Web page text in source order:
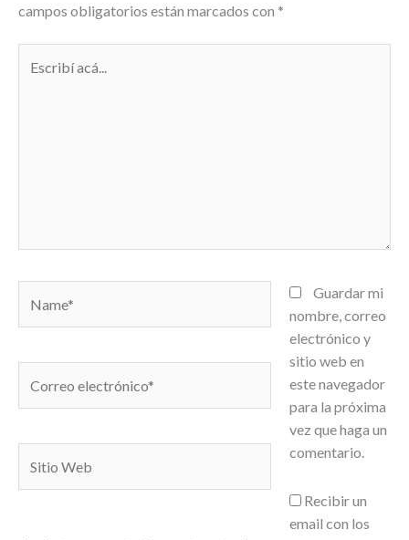
campos obligatorios están marcados con *
acá...
electrónico*
Web
Guardar mi
nombre, correo
electrónico y
sitio web en
este navegador
para la próxima
vez que haga un
comentario.
Recibir un
email con los